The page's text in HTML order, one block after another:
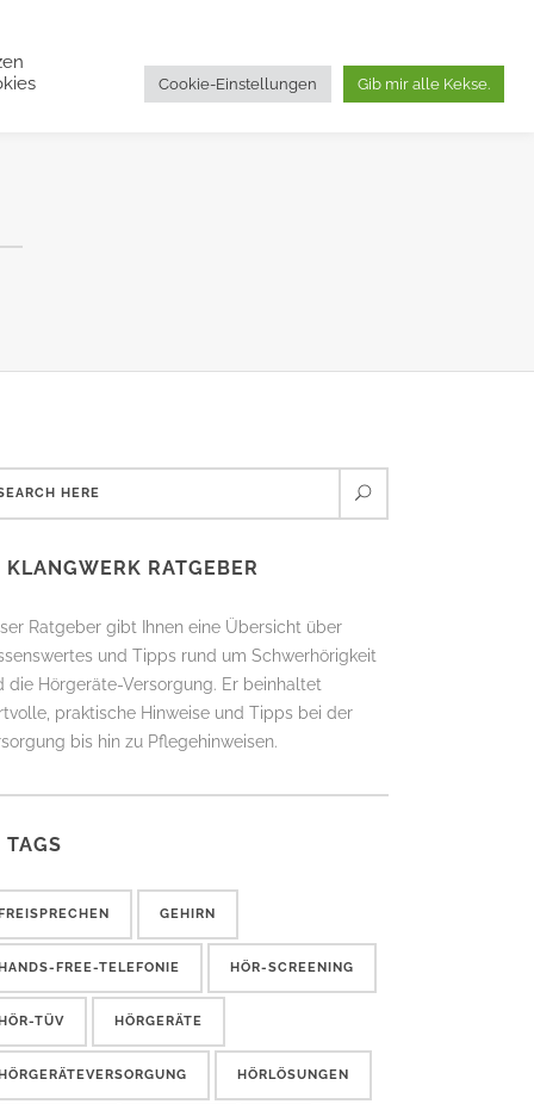
KONTAKT
KLANGWERK RATGEBER
Ratgeber gibt Ihnen eine Übersicht über
und Tipps rund um Schwerhörigkeit
die Hörgeräte-Versorgung. Er beinhaltet
praktische Hinweise und Tipps bei der
bis hin zu Pflegehinweisen.
TAGS
GEHIRN
FREE-TELEFONIE HÖR-SCREENING
TÜV HÖRGERÄTE
HÖRLÖSUNGEN
Cookie-Einstellungen Gib mir alle Kekse.